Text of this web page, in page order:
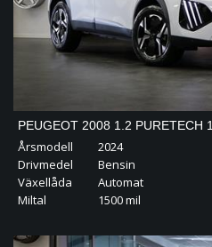
PEUGEOT 2008 1.2 PURETECH
360 NAVI S&V
Årsmodell
2024
Drivmedel
Bensin
Växellåda
Automat
Miltal
1500 mil